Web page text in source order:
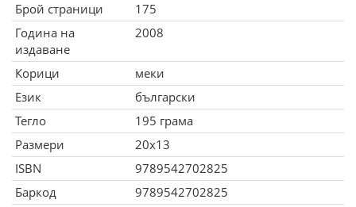
Брой страници
175
Година на
издаване
2008
Корици
меки
Език
български
Тегло
195 грама
Размери
20x13
ISBN
9789542702825
Баркод
9789542702825